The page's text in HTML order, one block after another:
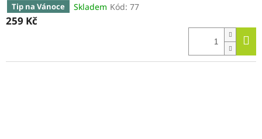
Tip na Vánoce Skladem Kód: 77
259 Kč